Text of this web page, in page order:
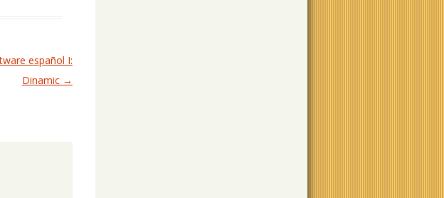
español I:
Dinamic →